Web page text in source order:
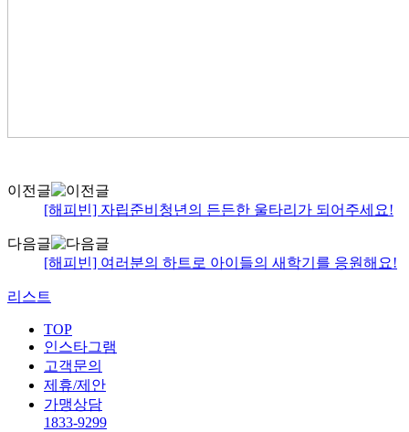
이전글
[해피빈] 자립준비청년의 든든한 울타리가 되어주세요!
다음글
[해피빈] 여러분의 하트로 아이들의 새학기를 응원해요!
리스트
TOP
인스타그램
고객문의
제휴/제안
가맹상담
1833-9299